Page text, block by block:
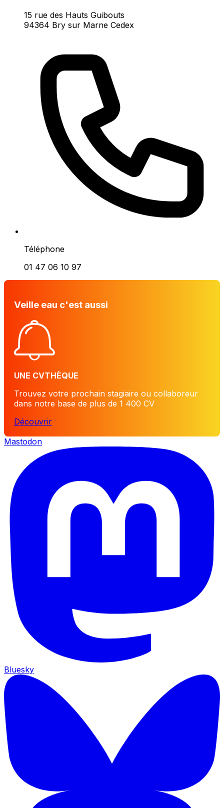
15 rue des Hauts Guibouts
94364 Bry sur Marne Cedex
Téléphone
01 47 06 10 97
Veille eau c'est aussi
UNE CVTHÈQUE
Trouvez votre prochain stagiaire ou collaboreur
dans notre base de plus de 1 400 CV
Découvrir
Mastodon
Bluesky